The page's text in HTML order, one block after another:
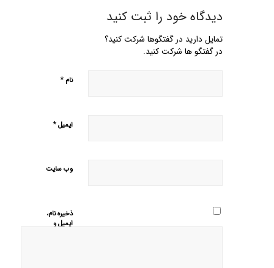
دیدگاه خود را ثبت کنید
تمایل دارید در گفتگوها شرکت کنید؟
در گفتگو ها شرکت کنید.
نام *
ایمیل*
وب‌ سایت
ذخیره نام،
ایمیل و